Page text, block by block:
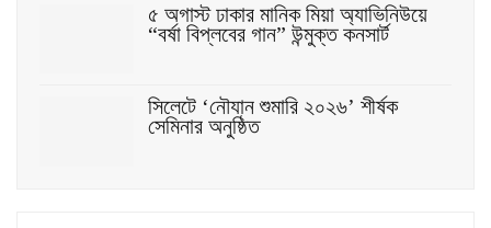
৫ অগাস্ট ঢাকার মানিক মিয়া অ্যাভিনিউয়ে
“বর্ষা বিপ্লবের গান” উন্মুক্ত কনসার্ট
সিলেটে ‘নৌযান শুমারি ২০২৬’ শীর্ষক
সেমিনার অনুষ্ঠিত